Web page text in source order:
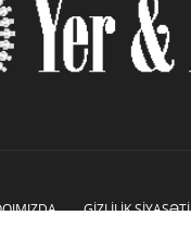
GİZLİLİK SİYASƏTİ